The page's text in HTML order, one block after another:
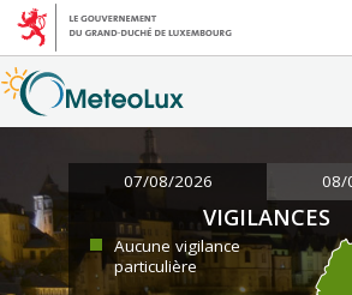
07/08/2026 08/
VIGILANCES
Aucune vigilance
particulière